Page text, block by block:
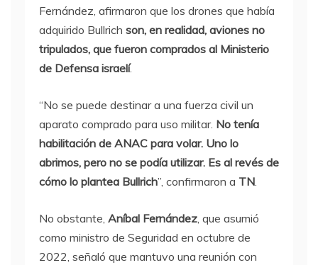
Fernández, afirmaron que los drones que había
adquirido Bullrich son, en realidad, aviones no
tripulados, que fueron comprados al Ministerio
de Defensa israelí.
“No se puede destinar a una fuerza civil un
aparato comprado para uso militar. No tenía
habilitación de ANAC para volar. Uno lo
abrimos, pero no se podía utilizar. Es al revés de
cómo lo plantea Bullrich”, confirmaron a TN.
No obstante, Aníbal Fernández, que asumió
como ministro de Seguridad en octubre de
2022, señaló que mantuvo una reunión con